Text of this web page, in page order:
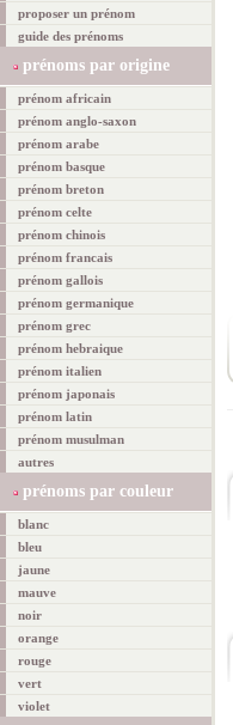
proposer un prénom
guide des prénoms
prénoms par origine
prénom africain
prénom anglo-saxon
prénom arabe
prénom basque
prénom breton
prénom celte
prénom chinois
prénom francais
prénom gallois
prénom germanique
prénom grec
prénom hebraique
prénom italien
prénom japonais
prénom latin
prénom musulman
autres
prénoms par couleur
blanc
bleu
jaune
mauve
noir
orange
rouge
vert
violet